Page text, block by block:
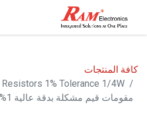
كافة المنتجات
مقومات قيم مشكلة بدقة عالية 1% ربع واط